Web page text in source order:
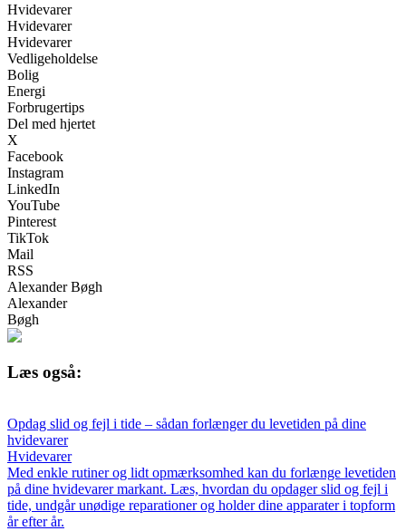
Hvidevarer
Hvidevarer
Hvidevarer
Vedligeholdelse
Bolig
Energi
Forbrugertips
Del med hjertet
X
Facebook
Instagram
LinkedIn
YouTube
Pinterest
TikTok
Mail
RSS
Alexander Bøgh
Alexander
Bøgh
Læs også:
Opdag slid og fejl i tide – sådan forlænger du levetiden på dine
hvidevarer
Hvidevarer
Med enkle rutiner og lidt opmærksomhed kan du forlænge levetiden
på dine hvidevarer markant. Læs, hvordan du opdager slid og fejl i
tide, undgår unødige reparationer og holder dine apparater i topform
år efter år.